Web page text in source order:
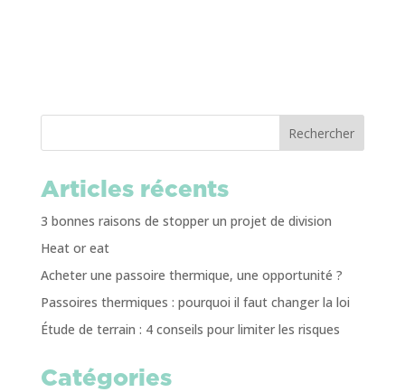
Rechercher
Articles récents
3 bonnes raisons de stopper un projet de division
Heat or eat
Acheter une passoire thermique, une opportunité ?
Passoires thermiques : pourquoi il faut changer la loi
Étude de terrain : 4 conseils pour limiter les risques
Catégories